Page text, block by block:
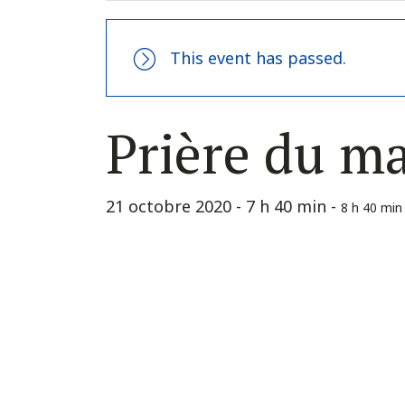
This event has passed.
Prière du
21 octobre 2020 - 7 h 40 min - 8 h 40 min